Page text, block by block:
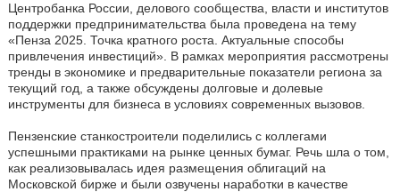
Центробанка России, делового сообщества, власти и институтов
поддержки предпринимательства была проведена на тему
«Пенза 2025. Точка кратного роста. Актуальные способы
привлечения инвестиций». В рамках мероприятия рассмотрены
тренды в экономике и предварительные показатели региона за
текущий год, а также обсуждены долговые и долевые
инструменты для бизнеса в условиях современных вызовов.
Пензенские станкостроители поделились с коллегами
успешными практиками на рынке ценных бумаг. Речь шла о том,
как реализовывалась идея размещения облигаций на
Московской бирже и были озвучены наработки в качестве